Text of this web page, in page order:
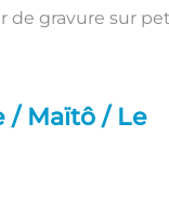
de gravure sur
/ Maïtô / Le